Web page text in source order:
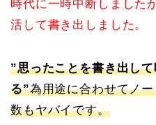
時代に一時中断しました
活して書き出しました。
”思ったことを書き出し
る”為用途に合わせてノ
数もヤバイです。